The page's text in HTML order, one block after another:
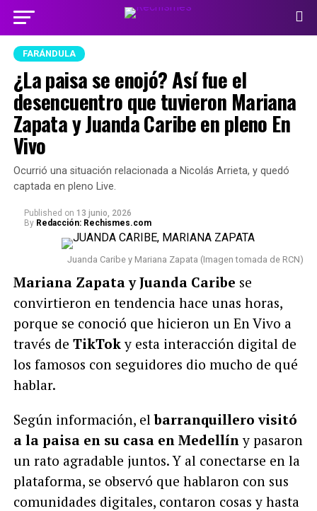
FARÁNDULA
¿La paisa se enojó? Así fue el
desencuentro que tuvieron Mariana
Zapata y Juanda Caribe en pleno En
Vivo
Ocurrió una situación relacionada a Nicolás Arrieta, y quedó
captada en pleno Live.
Published on 13 junio, 2026
By Redacción: Rechismes.com
Juanda Caribe y Mariana Zapata (Imagen tomada de RCN)
Mariana Zapata y Juanda Caribe se
convirtieron en tendencia hace unas horas,
porque se conoció que hicieron un En Vivo a
través de TikToky esta interacción digital de
los famosos con seguidores dio mucho de qué
hablar.
Según información, elbarranquillero visitó
a la paisa en su casa en Medellíny pasaron
un rato agradable juntos. Y al conectarse en la
plataforma, se observó que hablaron con sus
comunidades digitales, contaron cosas y hasta